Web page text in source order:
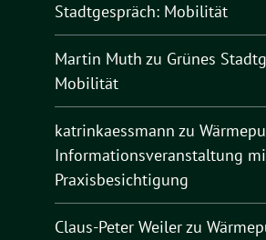
Stadtgespräch: Mobilität
Martin Muth zu Grünes
Mobilität
katrinkaessmann zu
Informationsveranstaltung
Praxisbesichtigung
Claus-Peter Weilerzu